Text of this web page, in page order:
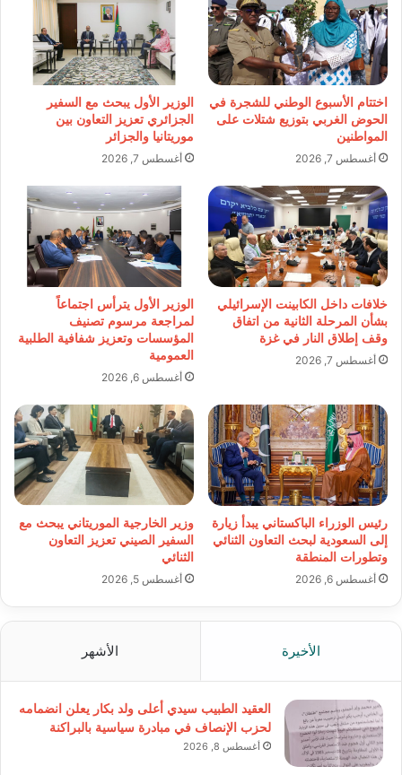
اختتام الأسبوع الوطني للشجرة في
الحوض الغربي بتوزيع شتلات على
المواطنين
أغسطس 7, 2026
الوزير الأول يبحث مع السفير
الجزائري تعزيز التعاون بين
موريتانيا والجزائر
أغسطس 7, 2026
خلافات داخل الكابينت الإسرائيلي
بشأن المرحلة الثانية من اتفاق
وقف إطلاق النار في غزة
أغسطس 7, 2026
الوزير الأول يترأس اجتماعاً
لمراجعة مرسوم تصنيف
المؤسسات وتعزيز شفافية الطلبية
العمومية
أغسطس 6, 2026
رئيس الوزراء الباكستاني يبدأ زيارة
إلى السعودية لبحث التعاون الثنائي
وتطورات المنطقة
أغسطس 6, 2026
وزير الخارجية الموريتاني يبحث مع
السفير الصيني تعزيز التعاون
الثنائي
أغسطس 5, 2026
الأخيرة الأشهر
العقيد الطبيب سيدي أعلى ولد بكار يعلن انضمامه
لحزب الإنصاف في مبادرة سياسية بالبراكنة
أغسطس 8, 2026